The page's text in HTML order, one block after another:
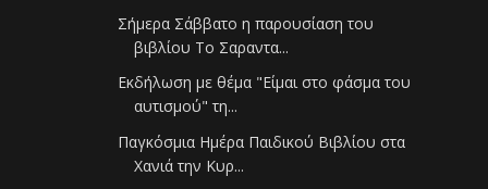
Σήμερα Σάββατο η παρουσίαση του
βιβλίου Το Σαραντα...
Eκδήλωση με θέμα "Είμαι στο φάσμα του
αυτισμού" τη...
Παγκόσμια Ημέρα Παιδικού Βιβλίου στα
Χανιά την Κυρ...